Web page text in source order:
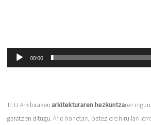
00:00
.
TEO Arkibiraken arkitekturaren hezkuntzaren
garatzen ditugu. Arlo honetan, batez ere hiru lan